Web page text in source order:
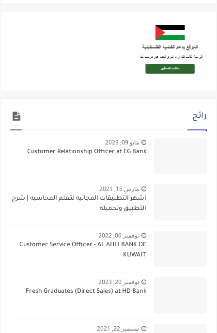
رائج
مايو 09, 2023
Customer Relationship Officer at EG Bank
مارس 15, 2021
أشهر التطبيقات المجانيه لتعلم المحاسبه | شرح
التطبيق وتحميله
نوفمبر 06, 2022
Customer Service Officer - AL AHLI BANK OF
KUWAIT
نوفمبر 20, 2023
Fresh Graduates (Direct Sales) at HD Bank
سبتمبر 22, 2021